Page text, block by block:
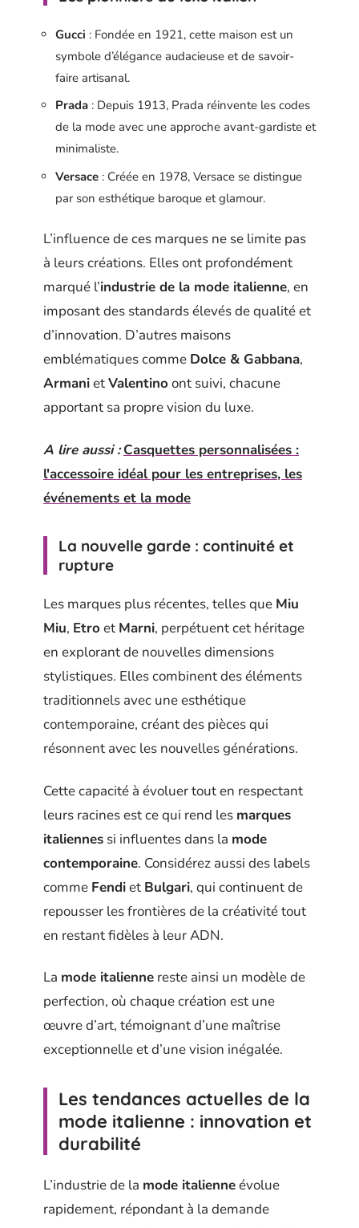
Gucci : Fondée en 1921, cette maison est un
symbole d’élégance audacieuse et de savoir-
faire artisanal.
Prada : Depuis 1913, Prada réinvente les codes
de la mode avec une approche avant-gardiste et
minimaliste.
Versace : Créée en 1978, Versace se distingue
par son esthétique baroque et glamour.
L’influence de ces marques ne se limite pas
à leurs créations. Elles ont profondément
marqué l’industrie de la mode italienne, en
imposant des standards élevés de qualité et
d’innovation. D’autres maisons
emblématiques comme Dolce & Gabbana,
ArmanietValentino ont suivi, chacune
apportant sa propre vision du luxe.
A lire aussi : Casquettes personnalisées :
l'accessoire idéal pour les entreprises, les
événements et la mode
La nouvelle garde : continuité et
rupture
Les marques plus récentes, telles que Miu
Miu, Etro et Marni, perpétuent cet héritage
en explorant de nouvelles dimensions
stylistiques. Elles combinent des éléments
traditionnels avec une esthétique
contemporaine, créant des pièces qui
résonnent avec les nouvelles générations.
Cette capacité à évoluer tout en respectant
leurs racines est ce qui rend les marques
italiennes si influentes dans la mode
contemporaine. Considérez aussi des labels
comme Fendiet Bulgari, qui continuent de
repousser les frontières de la créativité tout
en restant fidèles à leur ADN.
La mode italienne reste ainsi un modèle de
perfection, où chaque création est une
œuvre d’art, témoignant d’une maîtrise
exceptionnelle et d’une vision inégalée.
Les tendances actuelles de la
mode italienne : innovation et
durabilité
L’industrie de la mode italienneévolue
rapidement, répondant à la demande